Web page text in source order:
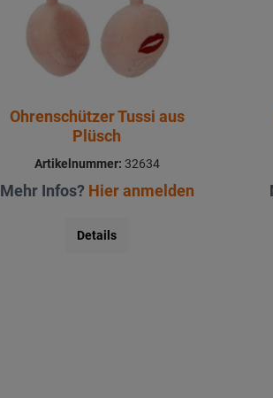
Ohrenschützer Tussi aus
Plüsch
Artikelnummer: 32634
Mehr Infos? Hier anmelden
Details